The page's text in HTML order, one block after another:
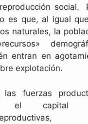
social.
es que, al igual
naturales, la
entran en
explotación.
las fuerzas
el capital